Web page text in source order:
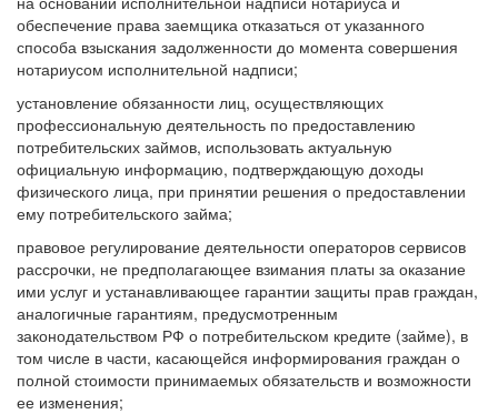
обеспечение права заемщика отказаться от указанного
способа взыскания задолженности до момента совершения
нотариусом исполнительной надписи;
установление обязанности лиц, осуществляющих
профессиональную деятельность по предоставлению
потребительских займов, использовать актуальную
официальную информацию, подтверждающую доходы
физического лица, при принятии решения о предоставлении
ему потребительского займа;
правовое регулирование деятельности операторов сервисов
рассрочки, не предполагающее взимания платы за оказание
ими услуг и устанавливающее гарантии защиты прав граждан,
аналогичные гарантиям, предусмотренным
законодательством РФ о потребительском кредите (займе), в
том числе в части, касающейся информирования граждан о
полной стоимости принимаемых обязательств и возможности
ее изменения;